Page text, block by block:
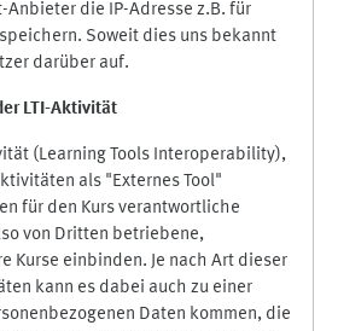
die IP-Adresse z.B. für
Soweit dies uns bekannt
darüber auf.
LTI-Aktivität
(Learning Tools Interoperability),
als "Externes Tool"
für den Kurs verantwortliche
von Dritten betriebene,
Kurse einbinden. Je nach Art dieser
kann es dabei auch zu einer
Daten kommen, die